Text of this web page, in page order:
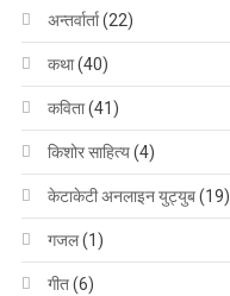
अन्तर्वार्ता(22)
कथा(40)
कविता(41)
किशोर साहित्य(4)
केटाकेटी अनलाइन युट्युब(19)
गजल(1)
गीत(6)